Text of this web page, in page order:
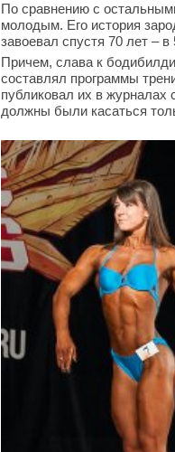
По сравнению с
молодым. Его история
завоевал спустя 70 лет –
Причем, слава к
составлял программы
публиковал их в журналах
должны были касаться